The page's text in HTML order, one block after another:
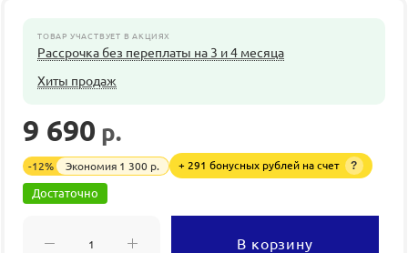
ТОВАР УЧАСТВУЕТ В АКЦИЯХ
Рассрочка без переплаты на 3 и 4 месяца
Хиты продаж
9 690 р.
-12% Экономия 1 300 р. + 291 бонусных рублей на счет ?
Достаточно
В корзину